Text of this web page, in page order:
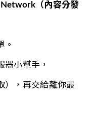
（內容分發
。
小幫手，
），再交給離你最